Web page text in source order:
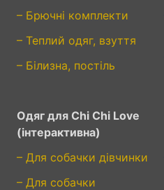
– Брючні комплекти
– Теплий одяг, взуття
– Білизна, постіль
Одяг для Chi Chi Love
(інтерактивна)
– Для собачки дівчинки
– Для собачки